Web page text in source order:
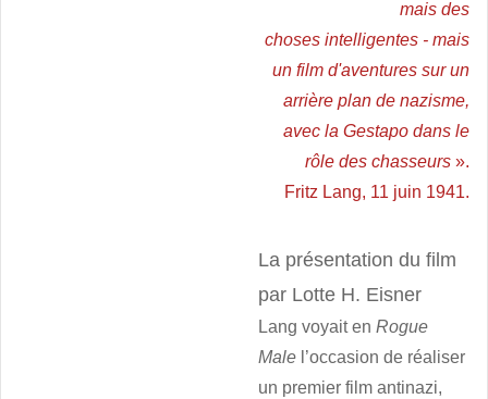
mais des
choses intelligentes - mais
un film d'aventures sur un
arrière plan de nazisme,
avec la Gestapo dans le
rôle des chasseurs ».
Fritz Lang, 11 juin 1941.
La présentation du film
par Lotte H. Eisner
Lang voyait en Rogue
Male l’occasion de réaliser
un premier film antinazi,